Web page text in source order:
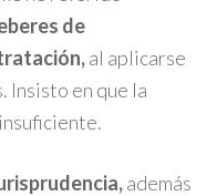
de
al aplicarse
Insisto en que la
además